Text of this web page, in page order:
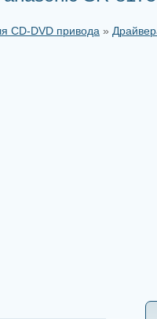
CD-DVD привода »